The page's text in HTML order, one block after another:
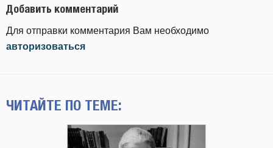
Добавить комментарий
Для отправки комментария Вам необходимо
авторизоваться
ЧИТАЙТЕ ПО ТЕМЕ: